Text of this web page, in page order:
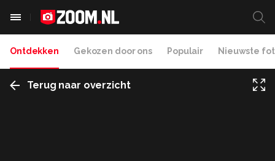
Ontdekken Gekozen door ons Populair Nieuwste
Terug naar overzicht